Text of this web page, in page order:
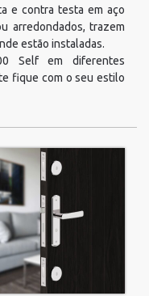
e contra testa em aço
arredondados, trazem
estão instaladas.
Self em diferentes
fique com o seu estilo